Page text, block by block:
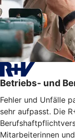
Betriebs- und
Fehler und Unfälle
sehr aufpasst. Die
Mitarbeiterinnen